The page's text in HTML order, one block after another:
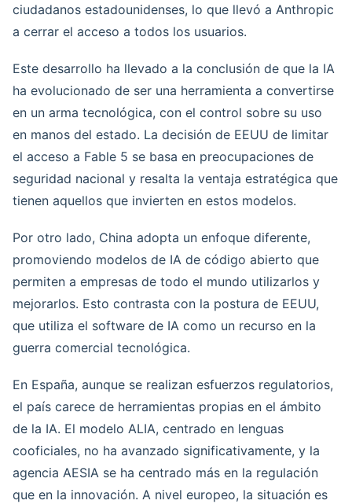
ciudadanos estadounidenses, lo que llevó a Anthropic
a cerrar el acceso a todos los usuarios.
Este desarrollo ha llevado a la conclusión de que la IA
ha evolucionado de ser una herramienta a convertirse
en un arma tecnológica, con el control sobre su uso
en manos del estado. La decisión de EEUU de limitar
el acceso a Fable 5 se basa en preocupaciones de
seguridad nacional y resalta la ventaja estratégica que
tienen aquellos que invierten en estos modelos.
Por otro lado, China adopta un enfoque diferente,
promoviendo modelos de IA de código abierto que
permiten a empresas de todo el mundo utilizarlos y
mejorarlos. Esto contrasta con la postura de EEUU,
que utiliza el software de IA como un recurso en la
guerra comercial tecnológica.
En España, aunque se realizan esfuerzos regulatorios,
el país carece de herramientas propias en el ámbito
de la IA. El modelo ALIA, centrado en lenguas
cooficiales, no ha avanzado significativamente, y la
agencia AESIA se ha centrado más en la regulación
que en la innovación. A nivel europeo, la situación es